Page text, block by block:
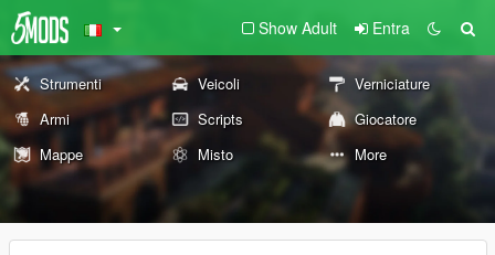
Show Adult Entra
Strumenti Veicoli
Verniciature
Armi
Scripts
Giocatore
Mappe
Misto More